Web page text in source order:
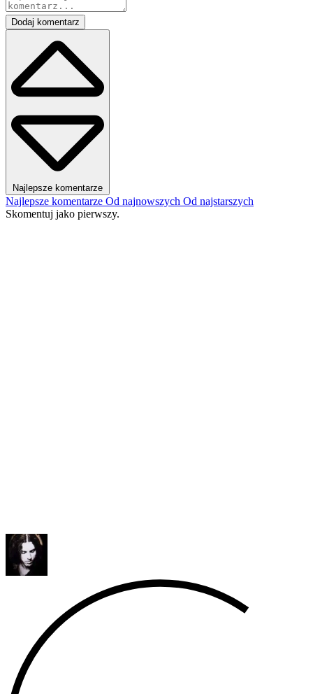
Dodaj komentarz
Najlepsze komentarze
Najlepsze komentarze Od najnowszych Od najstarszych
Skomentuj jako pierwszy.